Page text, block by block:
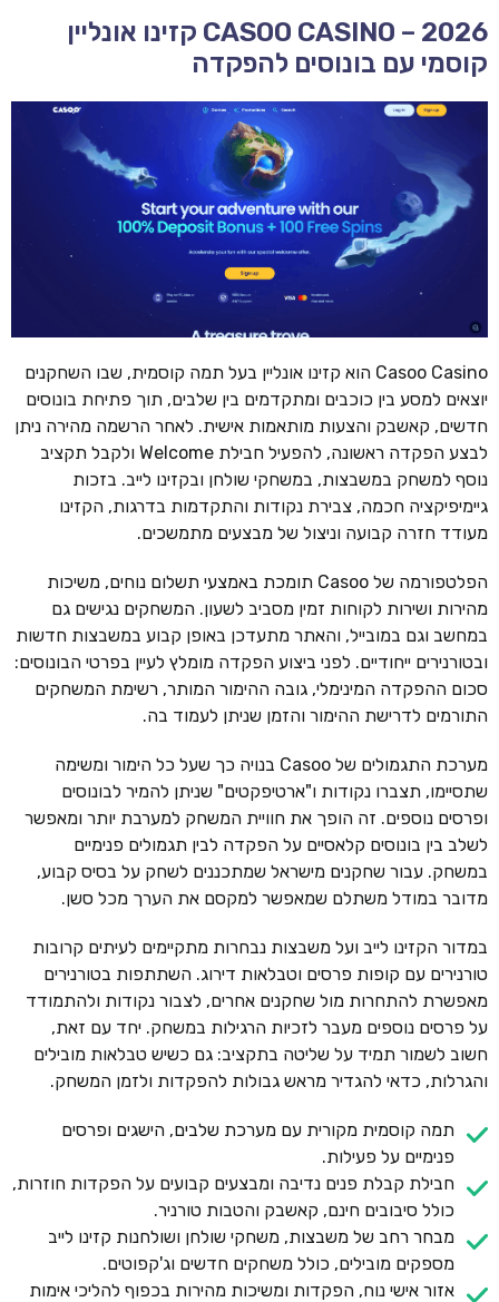
CASOO CASINO – 2026 קזינו אונליין
קוסמי עם בונוסים להפקדה
Casoo Casino הוא קזינו אונליין בעל תמה קוסמית, שבו השחקנים
יוצאים למסע בין כוכבים ומתקדמים בין שלבים, תוך פתיחת בונוסים
חדשים, קאשבק והצעות מותאמות אישית. לאחר הרשמה מהירה ניתן
לבצע הפקדה ראשונה, להפעיל חבילת Welcome ולקבל תקציב
נוסף למשחק במשבצות, במשחקי שולחן ובקזינו לייב. בזכות
גיימיפיקציה חכמה, צבירת נקודות והתקדמות בדרגות, הקזינו
מעודד חזרה קבועה וניצול של מבצעים מתמשכים.
הפלטפורמה של Casoo תומכת באמצעי תשלום נוחים, משיכות
מהירות ושירות לקוחות זמין מסביב לשעון. המשחקים נגישים גם
במחשב וגם במובייל, והאתר מתעדכן באופן קבוע במשבצות חדשות
ובטורנירים ייחודיים. לפני ביצוע הפקדה מומלץ לעיין בפרטי הבונוסים:
סכום ההפקדה המינימלי, גובה ההימור המותר, רשימת המשחקים
התורמים לדרישת ההימור והזמן שניתן לעמוד בה.
מערכת התגמולים של Casoo בנויה כך שעל כל הימור ומשימה
שתסיימו, תצברו נקודות ו"ארטיפקטים" שניתן להמיר לבונוסים
ופרסים נוספים. זה הופך את חוויית המשחק למערבת יותר ומאפשר
לשלב בין בונוסים קלאסיים על הפקדה לבין תגמולים פנימיים
במשחק. עבור שחקנים מישראל שמתכננים לשחק על בסיס קבוע,
מדובר במודל משתלם שמאפשר למקסם את הערך מכל סשן.
במדור הקזינו לייב ועל משבצות נבחרות מתקיימים לעיתים קרובות
טורנירים עם קופות פרסים וטבלאות דירוג. השתתפות בטורנירים
מאפשרת להתחרות מול שחקנים אחרים, לצבור נקודות ולהתמודד
על פרסים נוספים מעבר לזכיות הרגילות במשחק. יחד עם זאת,
חשוב לשמור תמיד על שליטה בתקציב: גם כשיש טבלאות מובילים
והגרלות, כדאי להגדיר מראש גבולות להפקדות ולזמן המשחק.
תמה קוסמית מקורית עם מערכת שלבים, הישגים ופרסים
פנימיים על פעילות.
חבילת קבלת פנים נדיבה ומבצעים קבועים על הפקדות חוזרות,
כולל סיבובים חינם, קאשבק והטבות טורניר.
מבחר רחב של משבצות, משחקי שולחן ושולחנות קזינו לייב
מספקים מובילים, כולל משחקים חדשים וג'קפוטים.
אזור אישי נוח, הפקדות ומשיכות מהירות בכפוף להליכי אימות